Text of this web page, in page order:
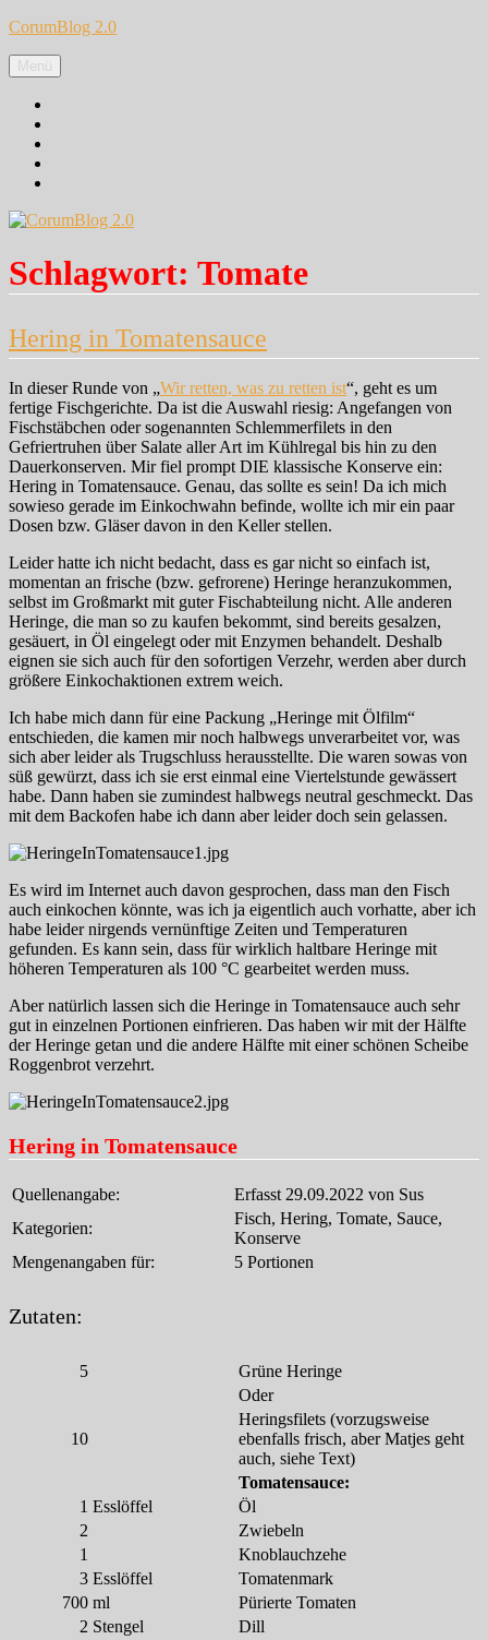
Zum
springen
CorumBlog 2.0
Menü
Schlagwort: Tomate
Hering in Tomatensauce
In dieser Runde von „Wir retten, was zu retten ist“, geht es um
fertige Fischgerichte. Da ist die Auswahl riesig: Angefangen von
Fischstäbchen oder sogenannten Schlemmerfilets in den
Gefriertruhen über Salate aller Art im Kühlregal bis hin zu den
Dauerkonserven. Mir fiel prompt DIE klassische Konserve ein:
Hering in Tomatensauce. Genau, das sollte es sein! Da ich mich
sowieso gerade im Einkochwahn befinde, wollte ich mir ein paar
Dosen bzw. Gläser davon in den Keller stellen.
Leider hatte ich nicht bedacht, dass es gar nicht so einfach ist,
momentan an frische (bzw. gefrorene) Heringe heranzukommen,
selbst im Großmarkt mit guter Fischabteilung nicht. Alle anderen
Heringe, die man so zu kaufen bekommt, sind bereits gesalzen,
gesäuert, in Öl eingelegt oder mit Enzymen behandelt. Deshalb
eignen sie sich auch für den sofortigen Verzehr, werden aber durch
größere Einkochaktionen extrem weich.
Ich habe mich dann für eine Packung „Heringe mit Ölfilm“
entschieden, die kamen mir noch halbwegs unverarbeitet vor, was
sich aber leider als Trugschluss herausstellte. Die waren sowas von
süß gewürzt, dass ich sie erst einmal eine Viertelstunde gewässert
habe. Dann haben sie zumindest halbwegs neutral geschmeckt. Das
mit dem Backofen habe ich dann aber leider doch sein gelassen.
Es wird im Internet auch davon gesprochen, dass man den Fisch
auch einkochen könnte, was ich ja eigentlich auch vorhatte, aber ich
habe leider nirgends vernünftige Zeiten und Temperaturen
gefunden. Es kann sein, dass für wirklich haltbare Heringe mit
höheren Temperaturen als 100 °C gearbeitet werden muss.
Aber natürlich lassen sich die Heringe in Tomatensauce auch sehr
gut in einzelnen Portionen einfrieren. Das haben wir mit der Hälfte
der Heringe getan und die andere Hälfte mit einer schönen Scheibe
Roggenbrot verzehrt.
Hering in Tomatensauce
Quellenangabe:
Erfasst 29.09.2022 von Sus
Kategorien:
Fisch, Hering, Tomate, Sauce,
Konserve
Mengenangaben für:
5 Portionen
Zutaten:
5
Grüne Heringe
Oder
10
Heringsfilets (vorzugsweise
ebenfalls frisch, aber Matjes geht
auch, siehe Text)
Tomatensauce:
1 Esslöffel
Öl
2
Zwiebeln
1
Knoblauchzehe
3 Esslöffel
Tomatenmark
700 ml
Pürierte Tomaten
2 Stengel
Dill